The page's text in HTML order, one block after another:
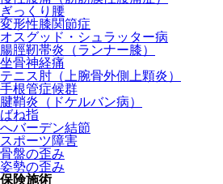
ぎっくり腰
変形性膝関節症
オスグッド・シュラッター病
腸脛靭帯炎（ランナー膝）
坐骨神経痛
テニス肘（上腕骨外側上顆炎）
手根管症候群
腱鞘炎（ドケルバン病）
ばね指
へバーデン結節
スポーツ障害
骨盤の歪み
姿勢の歪み
保険施術